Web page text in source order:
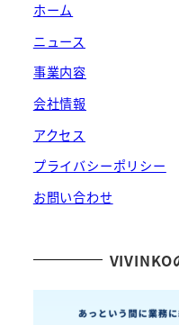
ホーム
ニュース
事業内容
会社情報
アクセス
プライバシーポリシー
お問い合わせ
VIVINKO